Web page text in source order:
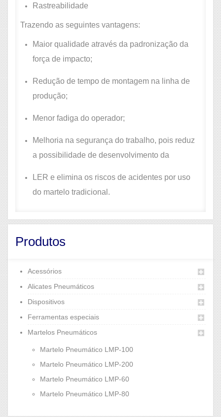
Rastreabilidade
Trazendo as seguintes vantagens:
Maior qualidade através da padronização da
força de impacto;
Redução de tempo de montagem na linha de
produção;
Menor fadiga do operador;
Melhoria na segurança do trabalho, pois reduz
a possibilidade de desenvolvimento da
LER e elimina os riscos de acidentes por uso
do martelo tradicional.
Produtos
Acessórios
Alicates Pneumáticos
Dispositivos
Ferramentas especiais
Martelos Pneumáticos
Martelo Pneumático LMP-100
Martelo Pneumático LMP-200
Martelo Pneumático LMP-60
Martelo Pneumático LMP-80